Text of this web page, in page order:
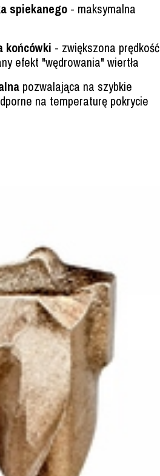
spiekanego - maksymalna
końcówki - zwiększona prędkość
efekt "wędrowania" wiertła
pozwalająca na szybkie
na temperaturę pokrycie